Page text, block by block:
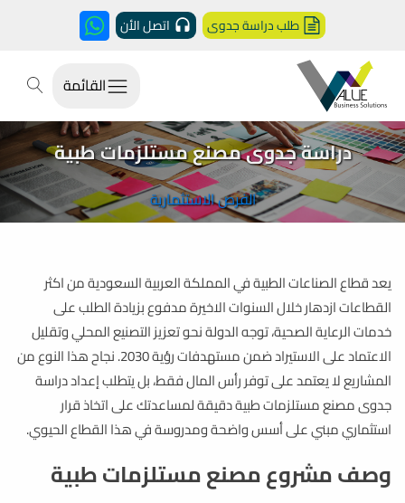
طلب دراسة جدوى اتصل الأن
القائمة
دراسة جدوى مصنع مستلزمات طبية
الفرص الاستثمارية
يعد قطاع الصناعات الطبية في المملكة العربية السعودية من اكثر
القطاعات ازدهار خلال السنوات الاخيرة مدفوع بزيادة الطلب على
خدمات الرعاية الصحية، توجه الدولة نحو تعزيز التصنيع المحلي وتقليل
الاعتماد على الاستيراد ضمن مستهدفات رؤية 2030. نجاح هذا النوع من
المشاريع لا يعتمد على توفر رأس المال فقط، بل يتطلب إعداد دراسة
جدوى مصنع مستلزمات طبية دقيقة لمساعدتك على اتخاذ قرار
استثماري مبني على أسس واضحة ومدروسة في هذا القطاع الحيوي.
وصف مشروع مصنع مستلزمات طبية